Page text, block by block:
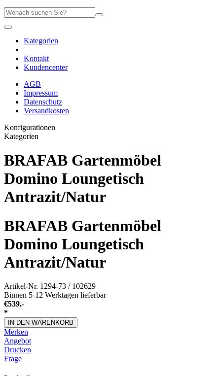
Kategorien
Kontakt
Kundencenter
AGB
Impressum
Datenschutz
Versandkosten
Konfigurationen
Kategorien
BRAFAB Gartenmöbel
Domino Loungetisch
Antrazit/Natur
BRAFAB Gartenmöbel
Domino Loungetisch
Antrazit/Natur
Artikel-Nr. 1294-73 / 102629
Binnen 5-12 Werktagen lieferbar
€539,-
*
IN DEN WARENKORB
Merken
Angebot
Drucken
Frage